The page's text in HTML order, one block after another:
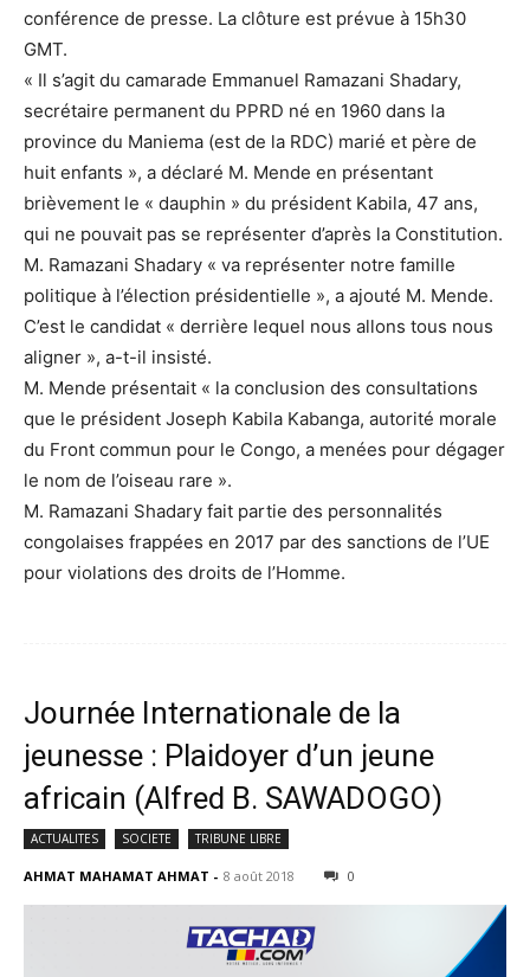
conférence de presse. La clôture est prévue à 15h30
GMT.
« Il s’agit du camarade Emmanuel Ramazani Shadary,
secrétaire permanent du PPRD né en 1960 dans la
province du Maniema (est de la RDC) marié et père de
huit enfants », a déclaré M. Mende en présentant
brièvement le « dauphin » du président Kabila, 47 ans,
qui ne pouvait pas se représenter d’après la Constitution.
M. Ramazani Shadary « va représenter notre famille
politique à l’élection présidentielle », a ajouté M. Mende.
C’est le candidat « derrière lequel nous allons tous nous
aligner », a-t-il insisté.
M. Mende présentait « la conclusion des consultations
que le président Joseph Kabila Kabanga, autorité morale
du Front commun pour le Congo, a menées pour dégager
le nom de l’oiseau rare ».
M. Ramazani Shadary fait partie des personnalités
congolaises frappées en 2017 par des sanctions de l’UE
pour violations des droits de l’Homme.
Journée Internationale de la
jeunesse : Plaidoyer d’un jeune
africain (Alfred B. SAWADOGO)
ACTUALITES SOCIETE TRIBUNE LIBRE
AHMAT MAHAMAT AHMAT - 8 août 2018 0